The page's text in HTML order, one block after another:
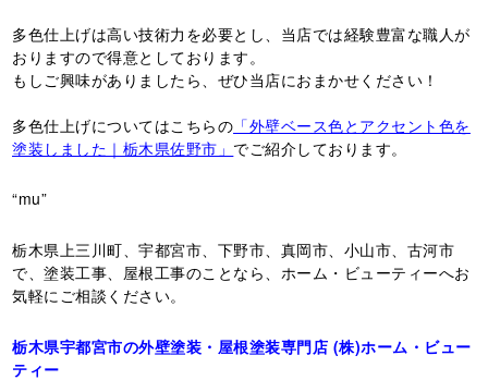
多色仕上げは高い技術力を必要とし、当店では経験豊富な職人が
おりますので得意としております。
もしご興味がありましたら、ぜひ当店におまかせください！
多色仕上げについてはこちらの 「外壁ベース色とアクセント色を
塗装しました｜栃木県佐野市」 でご紹介しております。
“mu”
栃木県上三川町、宇都宮市、下野市、真岡市、小山市、古河市
で、塗装工事、屋根工事のことなら、ホーム・ビューティーへお
気軽にご相談ください。
栃木県宇都宮市の外壁塗装・屋根塗装専門店 (株)ホーム・ビュー
ティー